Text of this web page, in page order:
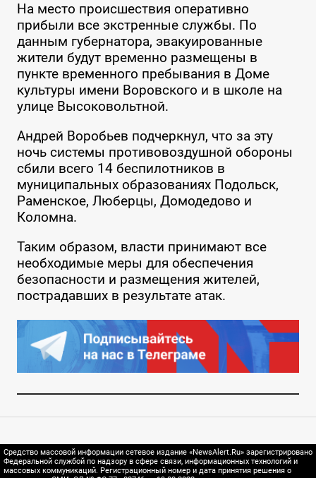
На место происшествия оперативно
прибыли все экстренные службы. По
данным губернатора, эвакуированные
жители будут временно размещены в
пункте временного пребывания в Доме
культуры имени Воровского и в школе на
улице Высоковольтной.
Андрей Воробьев подчеркнул, что за эту
ночь системы противовоздушной обороны
сбили всего 14 беспилотников в
муниципальных образованиях Подольск,
Раменское, Люберцы, Домодедово и
Коломна.
Таким образом, власти принимают все
необходимые меры для обеспечения
безопасности и размещения жителей,
пострадавших в результате атак.
Средство массовой информации сетевое издание «NewsAlert.Ru» зарегистрировано
Федеральной службой по надзору в сфере связи, информационных технологий и
массовых коммуникаций. Регистрационный номер и дата принятия решения о